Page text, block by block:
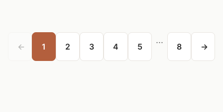
← 1 2 3 4 5
...
8 →